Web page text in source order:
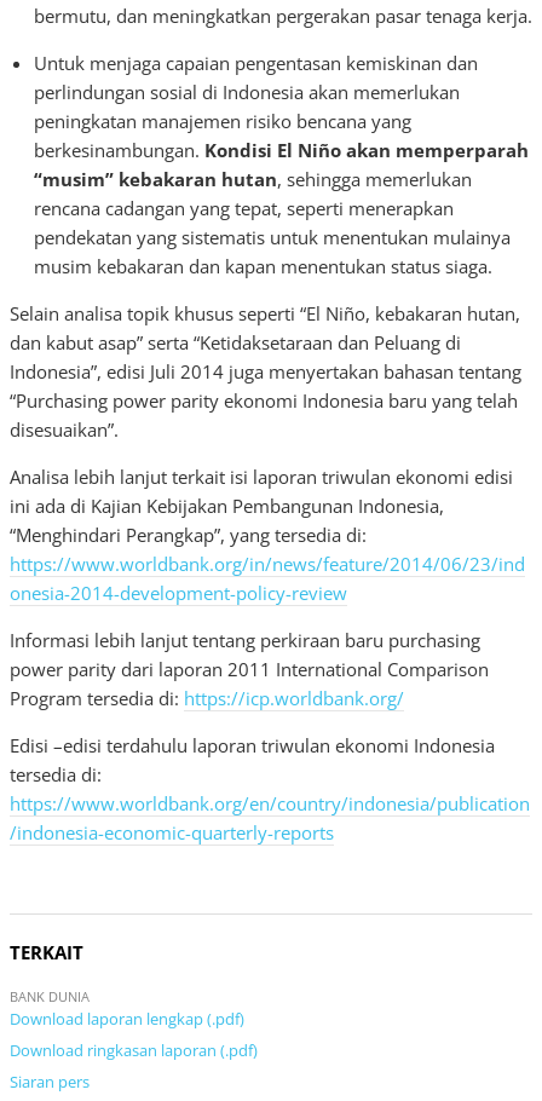
bermutu, dan meningkatkan pergerakan pasar tenaga kerja.
Untuk menjaga capaian pengentasan kemiskinan dan
perlindungan sosial di Indonesia akan memerlukan
peningkatan manajemen risiko bencana yang
berkesinambungan. Kondisi El Niño akan memperparah
“musim” kebakaran hutan, sehingga memerlukan
rencana cadangan yang tepat, seperti menerapkan
pendekatan yang sistematis untuk menentukan mulainya
musim kebakaran dan kapan menentukan status siaga.
Selain analisa topik khusus seperti “El Niño, kebakaran hutan,
dan kabut asap” serta “Ketidaksetaraan dan Peluang di
Indonesia”, edisi Juli 2014 juga menyertakan bahasan tentang
“Purchasing power parity ekonomi Indonesia baru yang telah
disesuaikan”.
Analisa lebih lanjut terkait isi laporan triwulan ekonomi edisi
ini ada di Kajian Kebijakan Pembangunan Indonesia,
“Menghindari Perangkap”, yang tersedia di:
https://www.worldbank.org/in/news/feature/2014/06/23/ind
onesia-2014-development-policy-review
Informasi lebih lanjut tentang perkiraan baru purchasing
power parity dari laporan 2011 International Comparison
Program tersedia di: https://icp.worldbank.org/
Edisi –edisi terdahulu laporan triwulan ekonomi Indonesia
tersedia di:
https://www.worldbank.org/en/country/indonesia/publication
/indonesia-economic-quarterly-reports
TERKAIT
BANK DUNIA
Download laporan lengkap (.pdf)
Download ringkasan laporan (.pdf)
Siaran pers